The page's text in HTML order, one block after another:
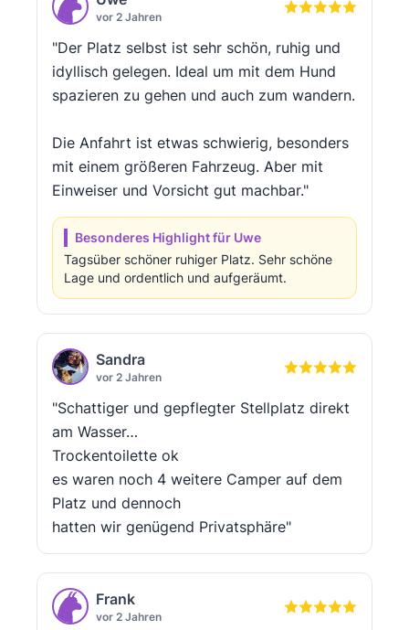
vor 2 Jahren
"Der Platz selbst ist sehr schön, ruhig und
idyllisch gelegen. Ideal um mit dem Hund
spazieren zu gehen und auch zum wandern.
Die Anfahrt ist etwas schwierig, besonders
mit einem größeren Fahrzeug. Aber mit
Einweiser und Vorsicht gut machbar."
Besonderes Highlight für Uwe
Tagsüber schöner ruhiger Platz. Sehr schöne
Lage und ordentlich und aufgeräumt.
Sandra
vor 2 Jahren
"Schattiger und gepflegter Stellplatz direkt
am Wasser…
Trockentoilette ok
es waren noch 4 weitere Camper auf dem
Platz und dennoch
hatten wir genügend Privatsphäre"
Frank
vor 2 Jahren